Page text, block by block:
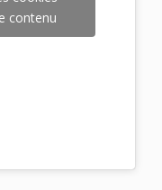
contenu